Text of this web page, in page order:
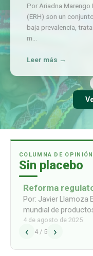
Por Ariadna Marengo
(ERH) son un
baja prevalencia,
m…
Leer más →
COLUMNA DE OPINIÓN
Sin placebo
Reforma
acceso a
Por: Javier Llamoza
mundial de
USD 461mil millones
alcance los USD
4 de agosto de 2025
‹ 4 / 5 ›